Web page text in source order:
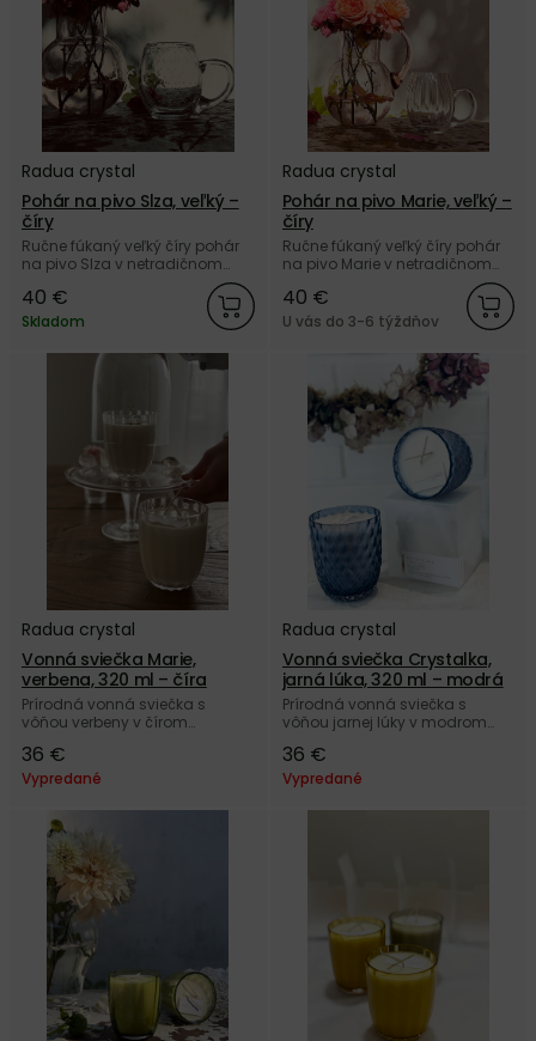
Radua crystal
Pohár na pivo Slza, veľký –
číry
Ručne fúkaný veľký číry pohár
na pivo Slza v netradičnom
dizajne z českého autorského
skla Radua crystal.
40 €
Skladom
Radua crystal
Pohár na pivo Marie, veľký –
číry
Ručne fúkaný veľký číry pohár
na pivo Marie v netradičnom
dizajne z českého autorského
skla Radua crystal.
40 €
U vás do 3-6 týždňov
Radua crystal
Vonná sviečka Marie,
verbena, 320 ml – číra
Prírodná vonná sviečka s
vôňou verbeny v čírom
autorského skla Radua crystal.
36 €
Vypredané
Radua crystal
Vonná sviečka Crystalka,
jarná lúka, 320 ml – modrá
Prírodná vonná sviečka s
vôňou jarnej lúky v modrom
autorského skla Radua crystal.
36 €
Vypredané